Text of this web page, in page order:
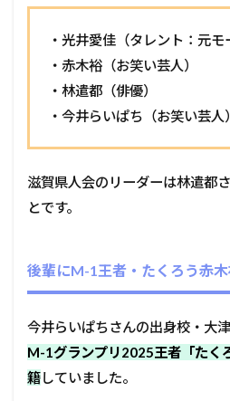
・光井愛佳（タレント：元モ
・赤木裕（お笑い芸人）
・林遣都（俳優）
・今井らいぱち（お笑い芸人
滋賀県人会のリーダーは林遣都
とです。
後輩にM-1王者・たくろう赤
今井らいぱちさんの出身校・大
M-1グランプリ2025王者「たく
籍していました。